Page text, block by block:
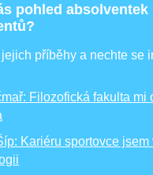
pohled absolventek
příběhy a nechte se
Filozofická fakulta mi
Kariéru sportovce jsem